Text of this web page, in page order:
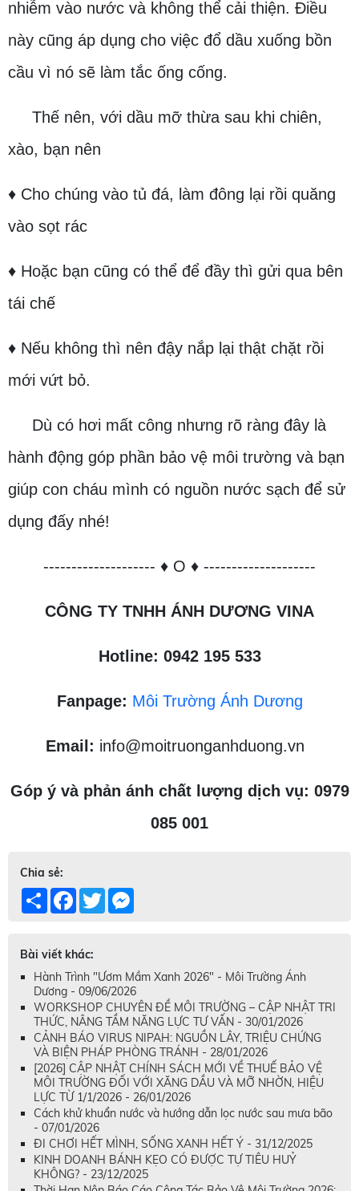
nhiễm vào nước và không thể cải thiện. Điều
này cũng áp dụng cho việc đổ dầu xuống bồn
cầu vì nó sẽ làm tắc ống cống.
Thế nên, với dầu mỡ thừa sau khi chiên,
xào, bạn nên
♦ Cho chúng vào tủ đá, làm đông lại rồi quăng
vào sọt rác
♦ Hoặc bạn cũng có thể để đầy thì gửi qua bên
tái chế
♦ Nếu không thì nên đậy nắp lại thật chặt rồi
mới vứt bỏ.
Dù có hơi mất công nhưng rõ ràng đây là
hành động góp phần bảo vệ môi trường và bạn
giúp con cháu mình có nguồn nước sạch để sử
dụng đấy nhé!
-------------------- ♦ O ♦ --------------------
CÔNG TY TNHH ÁNH DƯƠNG VINA
Hotline: 0942 195 533
Fanpage: Môi Trường Ánh Dương
Email: info@moitruonganhduong.vn
Góp ý và phản ánh chất lượng dịch vụ: 0979
085 001
Chia sẻ:
Share Facebook
Twitter
Bài viết khác:
Hành Trình "Ươm Mầm Xanh 2026" - Môi Trường Ánh
Dương - 09/06/2026
WORKSHOP CHUYÊN ĐỀ MÔI TRƯỜNG – CẬP NHẬT TRI
THỨC, NÂNG TẦM NĂNG LỰC TƯ VẤN - 30/01/2026
CẢNH BÁO VIRUS NIPAH: NGUỒN LÂY, TRIỆU CHỨNG
VÀ BIỆN PHÁP PHÒNG TRÁNH - 28/01/2026
[2026] CẬP NHẬT CHÍNH SÁCH MỚI VỀ THUẾ BẢO VỆ
MÔI TRƯỜNG ĐỐI VỚI XĂNG DẦU VÀ MỠ NHỜN, HIỆU
LỰC TỪ 1/1/2026 - 26/01/2026
Cách khử khuẩn nước và hướng dẫn lọc nước sau mưa bão
- 07/01/2026
ĐI CHƠI HẾT MÌNH, SỐNG XANH HẾT Ý - 31/12/2025
KINH DOANH BÁNH KẸO CÓ ĐƯỢC TỰ TIÊU HUỶ
KHÔNG? - 23/12/2025